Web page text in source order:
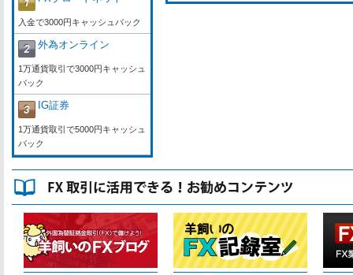
入金で3000円キャッシュバック
外為オンライン
1万通貨取引で3000円キャッシュ
バック
IG証券
1万通貨取引で5000円キャッシュ
バック